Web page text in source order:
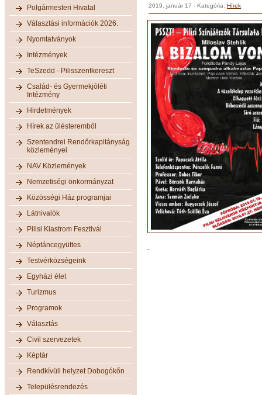
Polgármesteri Hivatal
Választási információk 2026.
Nyomtatványok
Intézmények
TeSzedd - Pilisszentkereszt
Család- és Gyermekjóléti
Intézmény
Hirdetmények
Hírek az ülésteremből
Szentendrei Rendőrkapitányság
közleményei
NAV Közlemények
Nemzetiségi önkormányzat
Közösségi Ház programjai
Látnivalók
Pilisi Klastrom Fesztivál
Néptáncegyüttes
Testvérközségeink
Egyházi élet
Turizmus
Programok
Választás
Civil szervezetek
Képtár
Rendkívüli helyzet Dobogókőn
Településrendezés
2019. január 17 - Kategória: Hírek
-